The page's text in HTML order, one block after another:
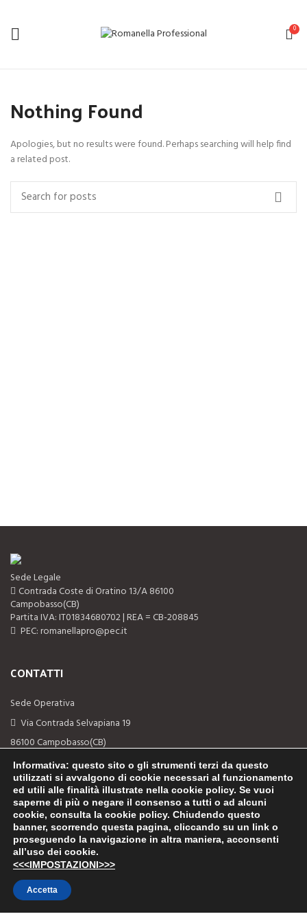
0
Nothing Found
Apologies, but no results were found. Perhaps searching will help find
a related post.
Sede Legale
Contrada Coste di Oratino 13/A 86100
Campobasso(CB)
Partita IVA: IT01834680702 | REA = CB-208845
PEC: romanellapro@pec.it
CONTATTI
Sede Operativa
Via Contrada Selvapiana 19
86100 Campobasso(CB)
Telefono: (+39) 0874-311044
Email: info@romanellapro.com
LINK UTILI
FAQs
Privacy Policy
Termini e condizioni di vendita
Diritto di recesso
Informativa: questo sito o gli strumenti terzi da questo
utilizzati si avvalgono di cookie necessari al funzionamento
ed utili alle finalità illustrate nella cookie policy. Se vuoi
saperne di più o negare il consenso a tutti o ad alcuni
cookie, consulta la cookie policy. Chiudendo questo
banner, scorrendo questa pagina, cliccando su un link o
proseguendo la navigazione in altra maniera, acconsenti
all’uso dei cookie.
<<<IMPOSTAZIONI>>>
Accetta